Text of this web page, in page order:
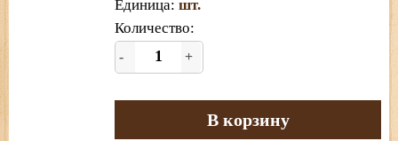
Единица: шт.
Количество:
- +
В корзину